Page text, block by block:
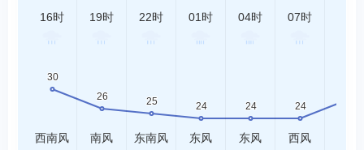
16时
西南风
19时
南风
22时
东南风
01时
东风
04时
东风
07时
西风